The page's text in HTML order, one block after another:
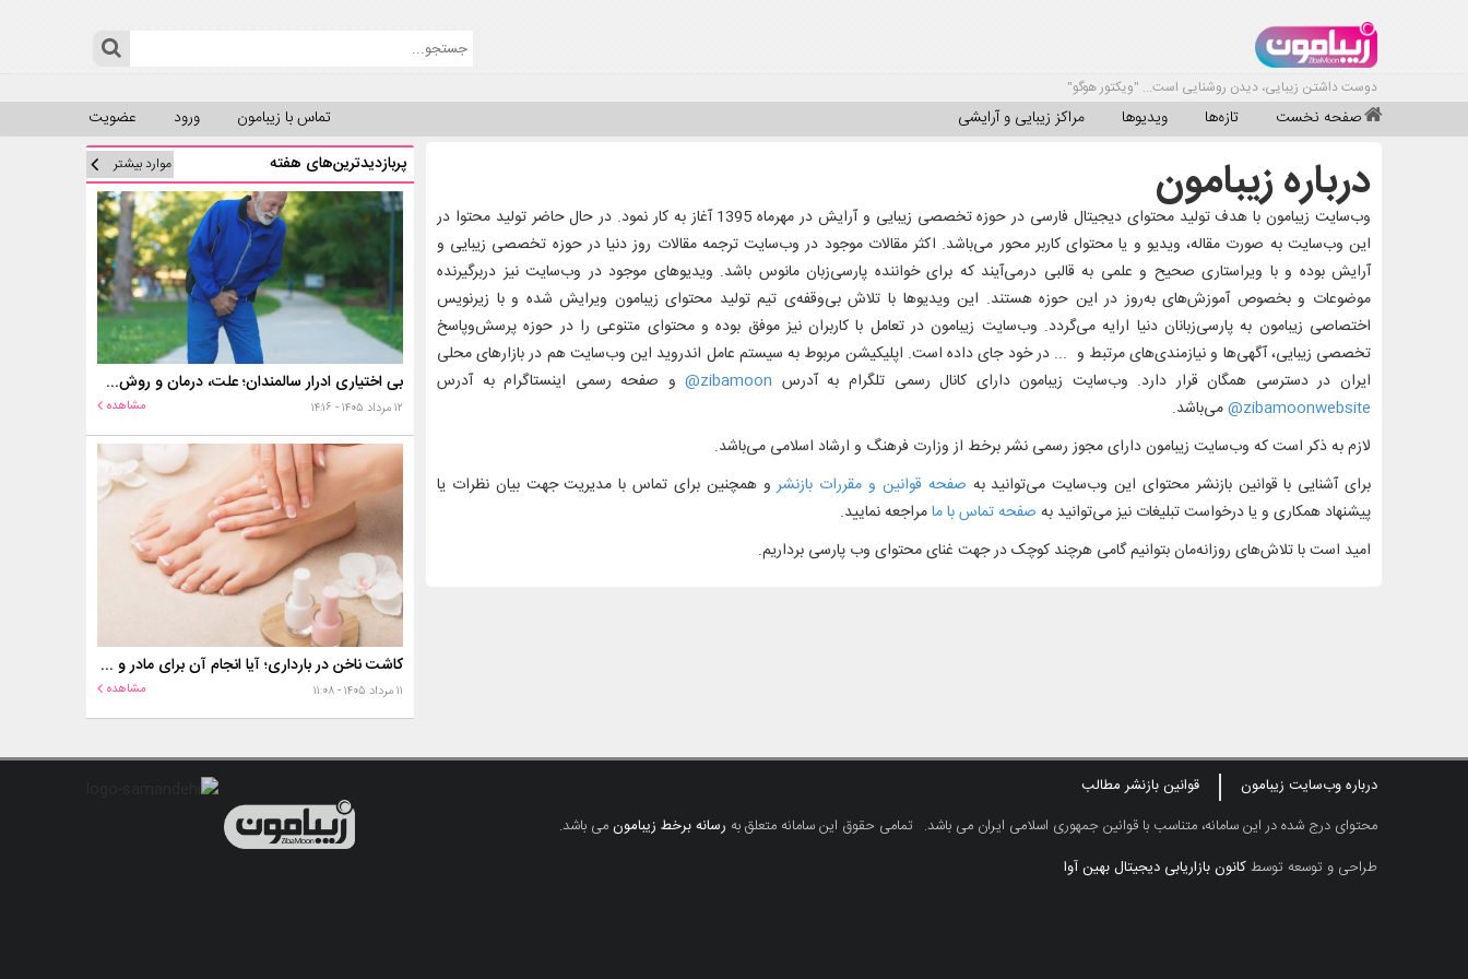
دوست داشتن زیبایی، دیدن روشنایی است... "ویکتور هوگو"
صفحه نخست تازه‌ها ویدیوها مراکز زیبایی و آرایشی عضویت ورود تماس با زیبامون
درباره زیبامون
وب‌سایت زیبامون با هدف تولید محتوای دیجیتال فارسی در حوزه تخصصی زیبایی و آرایش در مهرماه 1395 آغاز به کار نمود. در حال حاضر تولید محتوا در
این وب‌سایت به صورت مقاله، ویدیو و یا محتوای کاربر محور می‌باشد. اکثر مقالات موجود در وب‌سایت ترجمه مقالات روز دنیا در حوزه تخصصی زیبایی و
آرایش بوده و با ویراستاری صحیح و علمی به قالبی درمی‌آیند که برای خواننده پارسی‌زبان مانوس باشد. ویدیوهای موجود در وب‌سایت نیز دربرگیرنده
موضوعات و بخصوص آموزش‌های به‌روز در این حوزه هستند. این ویدیوها با تلاش بی‌وقفه‌ی تیم تولید محتوای زیبامون ویرایش شده و با زیرنویس
اختصاصی زیبامون به پارسی‌زبانان دنیا ارایه می‌گردد. وب‌سایت زیبامون در تعامل با کاربران نیز موفق بوده و محتوای متنوعی را در حوزه پرسش‌وپاسخ
تخصصی زیبایی، آگهی‌ها و نیازمندی‌های مرتبط و ... در خود جای داده است. اپلیکیشن مربوط به سیستم عامل اندروید این وب‌سایت هم در بازارهای محلی
ایران در دسترسی همگان قرار دارد. وب‌سایت زیبامون دارای کانال رسمی تلگرام به آدرس zibamoon@
و صفحه رسمی اینستاگرام به آدرس
zibamoonwebsite@
می‌باشد.
لازم به ذکر است که وب‌سایت زیبامون دارای مجوز رسمی نشر برخط از وزارت فرهنگ و ارشاد اسلامی می‌باشد.
برای آشنایی با قوانین بازنشر محتوای این وب‌سایت می‌توانید به صفحه قوانین و مقررات بازنشرو همچنین برای تماس با مدیریت جهت بیان نظرات یا
پیشنهاد همکاری و یا درخواست تبلیغات نیز می‌توانید به صفحه تماس با مامراجعه نمایید.
امید است با تلاش‌های روزانه‌مان بتوانیم گامی هرچند کوچک در جهت غنای محتوای وب پارسی برداریم.
پربازدیدترین‌های هفته موارد بیشتر
بی اختیاری ادرار سالمندان؛ علت، درمان و روش‌های کنترل در منزل
۱۲ مرداد ۱۴۰۵ - ۱۴:۱۶ مشاهده
کاشت ناخن در بارداری؛ آیا انجام آن برای مادر و جنین خطر دارد؟
۱۱ مرداد ۱۴۰۵ - ۱۱:۰۸ مشاهده
درباره وب‌سایت زیبامون
قوانین بازنشر مطالب
محتوای درج شده در این سامانه، متناسب با قوانین جمهوری اسلامی ایران می باشد. تمامی حقوق این سامانه متعلق به رسانه برخط زیبامونمی باشد.
طراحی و توسعه توسطکانون بازاریابی دیجیتال بهین آوا